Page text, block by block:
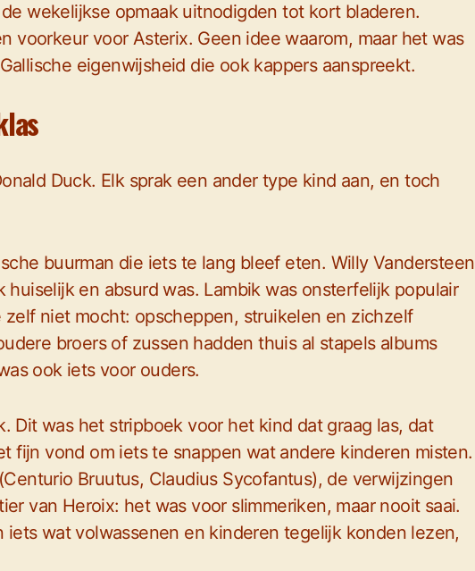
wekelijkse opmaak uitnodigden tot kort bladeren.
voorkeur voor Asterix. Geen idee waarom, maar het was
eigenwijsheid die ook kappers aanspreekt.
Duck. Elk sprak een ander type kind aan, en toch
buurman die iets te lang bleef eten. Willy Vandersteen
en absurd was. Lambik was onsterfelijk populair
niet mocht: opscheppen, struikelen en zichzelf
broers of zussen hadden thuis al stapels albums
ook iets voor ouders.
Dit was het stripboek voor het kind dat graag las, dat
fijn vond om iets te snappen wat andere kinderen misten.
Bruutus, Claudius Sycofantus), de verwijzingen
van Heroix: het was voor slimmeriken, maar nooit saai.
iets wat volwassenen en kinderen tegelijk konden lezen,